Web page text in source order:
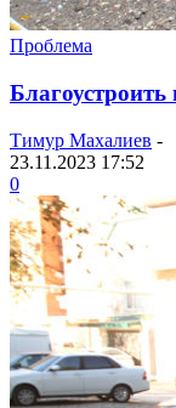
Проблема
Тимур Махалиев -
23.11.2023 17:52
0